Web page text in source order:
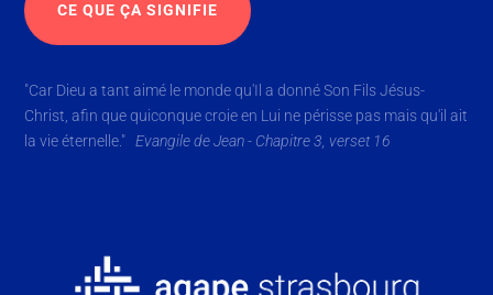
CE QUE ÇA SIGNIFIE
"Car Dieu a tant aimé le monde qu'Il a donné Son Fils Jésus-
Christ, afin que quiconque croie en Lui ne périsse pas mais qu'il ait
la vie éternelle." Evangile deJean - Chapitre 3, verset 16